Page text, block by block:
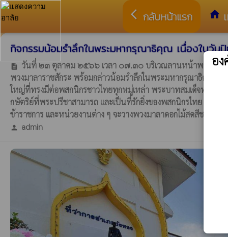
arrow_back_ios กลับหน้าแรก home
กิจกรรมน้อมรำลึกในพระมหากรุณาธิคุณ เนื่องในวั
description วันที่ ๒๓ ตุลาคม ๒๕๖๖ เวลา ๐๗.๓๐ บริเวณลานหน้าพระบรมร
พวงมาลาราชสักระ พร้อมกล่าวน้อมรำลึกในพระมหากรุณาธิคุณ เ
ใหญ่ที่ทรงมีต่อพสกนิกรชาวไทยทุกหมู่เหล่า พระบาทสมเด็จพระจุ
กษัตริย์ที่พระปรีชาสามารถ และเป็นที่รักยิ่งของพสกนิกรไทย สม
ข้าราชการ และหน่วยงานต่าง ๆ จะวางพวงมาลาดอกไม้สดสีชมพู
person admin
อ